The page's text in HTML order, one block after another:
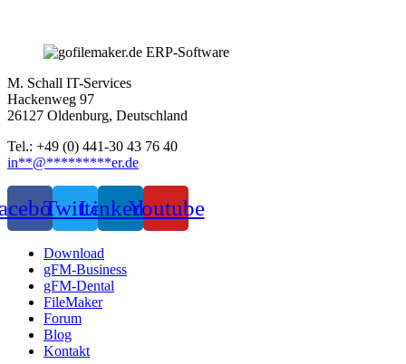
M. Schall IT-Services
Hackenweg 97
26127 Oldenburg, Deutschland
Tel.: +49 (0) 441-30 43 76 40
in**@*********er.de
TwitterLinkedinYoutube
Download
gFM-Business
gFM-Dental
FileMaker
Forum
Blog
Kontakt